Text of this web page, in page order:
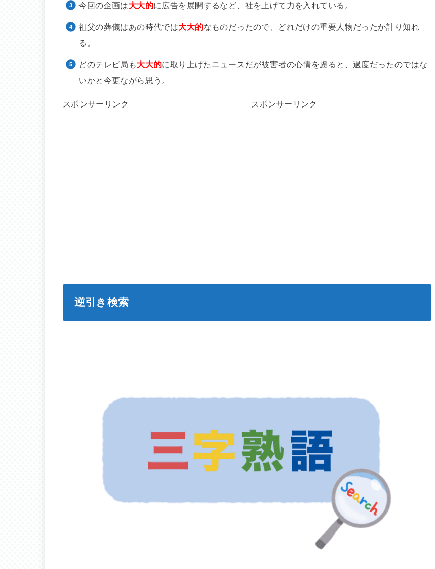
今回の企画は大大的に広告を展開するなど、社を上げて力を入れている。
祖父の葬儀はあの時代では大大的なものだったので、どれだけの重要人物だったか計り知れ
る。
どのテレビ局も大大的に取り上げたニュースだが被害者の心情を慮ると、過度だったのではな
いかと今更ながら思う。
スポンサーリンク スポンサーリンク
逆引き検索